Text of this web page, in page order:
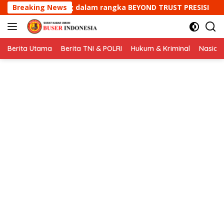
Langsung
ke
konten
Breaking News
BEYOND TRUST PRESISI Bripka Yuyun Yuwana
Berita Utama Berita TNI & POLRI Hukum & Kriminal